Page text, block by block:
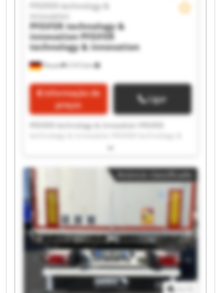
Plauen 2 013 km
PFEIFER technology &
innovation
PFEIFER technology &
innovationPFEIFER
technology & innovation
Informação de
preços
Ligar
PFEIFER technology & innovation PFEIFER
innovation PFEIFER technology & innovation
technology & innovation PFEIFER technology &
innovation PFEIFER technology & innovation
PFEIFER technology & innovation PFEIFER
technology & innovation PFEIFER technology &
innovation PFEIFER technology & innovation
PFEIFER technology & innovation PFEIFER
technology & innovation PFEIFER technology &
innovation PFEIFER technology & innovation
PFEIFER technology & innovation PFEIFER
technology & innovation PFEIFER technology &
innovation PFEIFER technology & innovation